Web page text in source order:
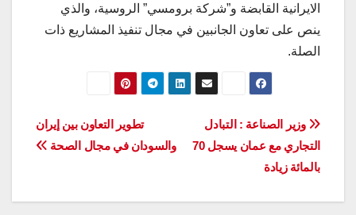
الايرانية القابضة و”شركة برومسي” الروسية، والذي
ينص على تعاون الجانبين في مجال تنفيذ المشاريع ذات
الصلة.
تصفّح
المقالات
تطوير التعاون بين إيران
والسودان في مجال الصحة
وزير الصناعة : التبادل
التجاري مع عمان يسجل 70
بالمائة زيادة